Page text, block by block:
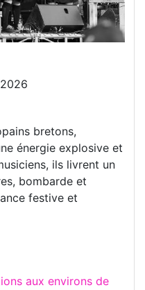
bretons,
énergie explosive et
ils livrent un
bombarde et
festive et
aux environs de